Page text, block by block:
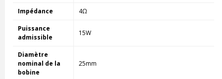
Impédance 4Ω
Puissance
admissible
15W
Diamètre
nominal de la
bobine
25mm